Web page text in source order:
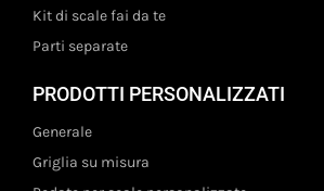
Kit di scale fai da te
Parti separate
PRODOTTI PERSONALIZZATI
Generale
Griglia su misura